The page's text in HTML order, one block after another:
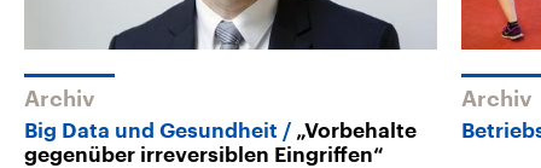
Archiv
Big Data und Gesundheit
„Vorbehalte
gegenüber irreversiblen Eingriffen“
Archiv